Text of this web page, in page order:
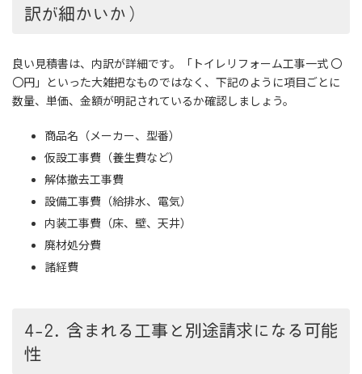
訳が細かいか）
良い見積書は、内訳が詳細です。「トイレリフォーム工事一式 〇
〇円」といった大雑把なものではなく、下記のように項目ごとに
数量、単価、金額が明記されているか確認しましょう。
商品名（メーカー、型番）
仮設工事費（養生費など）
解体撤去工事費
設備工事費（給排水、電気）
内装工事費（床、壁、天井）
廃材処分費
諸経費
4-2. 含まれる工事と別途請求になる可能
性